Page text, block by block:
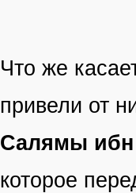
Что же
привели от
Салямы
которое